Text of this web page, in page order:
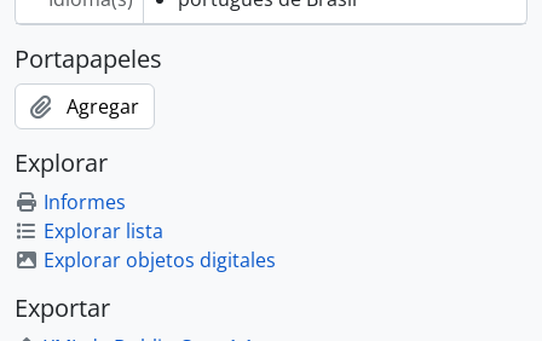
Portapapeles
Agregar
Explorar
Informes
Explorar lista
Explorar objetos digitales
Exportar